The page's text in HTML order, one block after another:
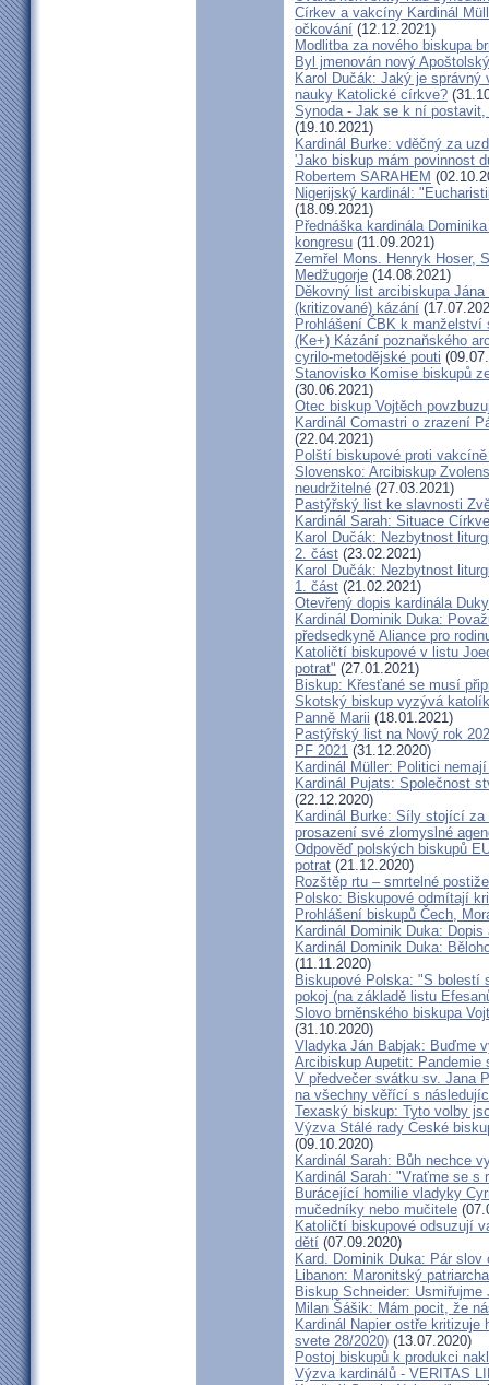
Církev a vakcíny Kardinál
očkování (12.12.2021)
Modlitba za nového biskupa
Byl jmenován nový
Karol Dučák: Jaký je
nauky Katolické církve?
Synoda - Jak se k ní
(19.10.2021)
Kardinál Burke: vděčný za
'Jako biskup mám povinnost
Robertem SARAHEM
Nigerijský kardinál:
(18.09.2021)
Přednáška kardinála
kongresu (11.09.2021)
Zemřel Mons. Henryk Hoser,
Medžugorje (14.08.2021)
Děkovný list arcibiskupa
(kritizované) kázání
Prohlášení ČBK k manželství
(Ke+) Kázání poznaňského
cyrilo-metodějské pouti
Stanovisko Komise biskupů
(30.06.2021)
Otec biskup Vojtěch
Kardinál Comastri o zrazení
(22.04.2021)
Polští biskupové proti
Slovensko: Arcibiskup
neudržitelné (27.03.2021)
Pastýřský list ke slavnosti
Kardinál Sarah: Situace
Karol Dučák: Nezbytnost
2. část (23.02.2021)
Karol Dučák: Nezbytnost
1. část (21.02.2021)
Otevřený dopis kardinála
Kardinál Dominik Duka:
předsedkyně Aliance pro
Katoličtí biskupové v listu
potrat" (27.01.2021)
Biskup: Křesťané se musí
Skotský biskup vyzývá
Panně Marii (18.01.2021)
Pastýřský list na Nový rok
PF 2021 (31.12.2020)
Kardinál Müller: Politici
Kardinál Pujats: Společnost
(22.12.2020)
Kardinál Burke: Síly stojící
prosazení své zlomyslné
Odpověď polských biskupů
potrat (21.12.2020)
Rozštěp rtu – smrtelné
Polsko: Biskupové odmítají
Prohlášení biskupů Čech,
Kardinál Dominik Duka:
Kardinál Dominik Duka:
(11.11.2020)
Biskupové Polska: "S bolestí
pokoj (na základě listu
Slovo brněnského biskupa
(31.10.2020)
Vladyka Ján Babjak: Buďme
Arcibiskup Aupetit: Pandemie
V předvečer svátku sv. Jana
na všechny věřící s
Texaský biskup: Tyto volby
Výzva Stálé rady České
(09.10.2020)
Kardinál Sarah: Bůh nechce
Kardinál Sarah: "Vraťme se s
Burácející homilie vladyky
mučedníky nebo mučitele
Katoličtí biskupové odsuzují
dětí (07.09.2020)
Kard. Dominik Duka: Pár slov
Libanon: Maronitský
Biskup Schneider:
Milan Šášik: Mám pocit, že
Kardinál Napier ostře
svete 28/2020) (13.07.2020)
Postoj biskupů k produkci
Výzva kardinálů - VERITAS